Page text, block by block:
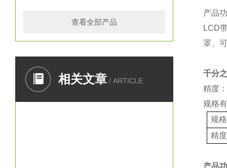
查看全部产品
相关文章 / ARTICLE
产品
LCD
罩、
千分
精度
规格
规格
精度
产品